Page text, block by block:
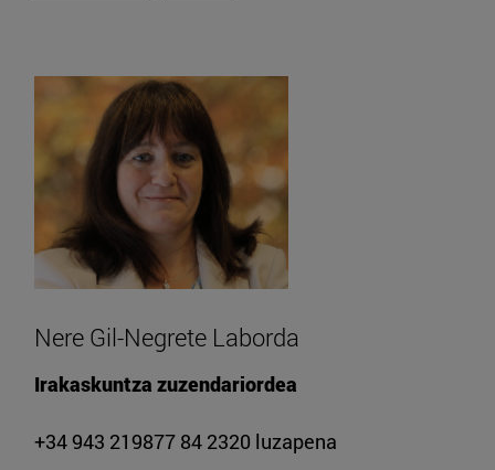
Nere Gil-Negrete Laborda
Irakaskuntza zuzendariordea
+34 943 219877 84 2320 luzapena